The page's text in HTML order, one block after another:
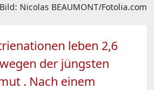
Bild: Nicolas BEAUMONT/Fotolia.com
leben 2,6
der jüngsten
. Nach einem